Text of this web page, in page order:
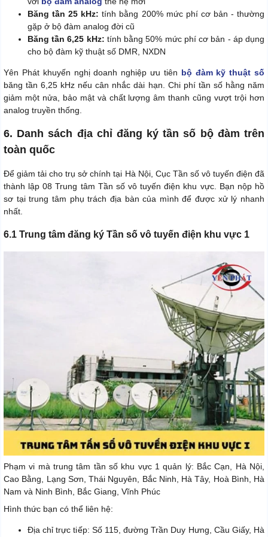
Băng tần 25 kHz: tính bằng 200% mức phí cơ bản - thường
gặp ở bộ đàm analog đời cũ
Băng tần 6,25 kHz: tính bằng 50% mức phí cơ bản - áp dụng
cho bộ đàm kỹ thuật số DMR, NXDN
Yên Phát khuyến nghị doanh nghiệp ưu tiên bộ đàm kỹ thuật số
băng tần 6,25 kHz nếu cân nhắc dài hạn. Chi phí tần số hằng năm
giảm một nửa, bảo mật và chất lượng âm thanh cũng vượt trội hơn
analog truyền thống.
6. Danh sách địa chỉ đăng ký tần số bộ đàm trên
toàn quốc
Để giảm tải cho trụ sở chính tại Hà Nội, Cục Tần số vô tuyến điện đã
thành lập 08 Trung tâm Tần số vô tuyến điện khu vực. Bạn nộp hồ
sơ tại trung tâm phụ trách địa bàn của mình để được xử lý nhanh
nhất.
6.1 Trung tâm đăng ký Tần số vô tuyến điện khu vực 1
Phạm vi mà trung tâm tần số khu vực 1 quản lý: Bắc Cạn, Hà Nội,
Cao Bằng, Lạng Sơn, Thái Nguyên, Bắc Ninh, Hà Tây, Hoà Bình, Hà
Nam và Ninh Bình, Bắc Giang, Vĩnh Phúc
Hình thức bạn có thể liên hệ:
Địa chỉ trực tiếp: Số 115, đường Trần Duy Hưng, Cầu Giấy, Hà